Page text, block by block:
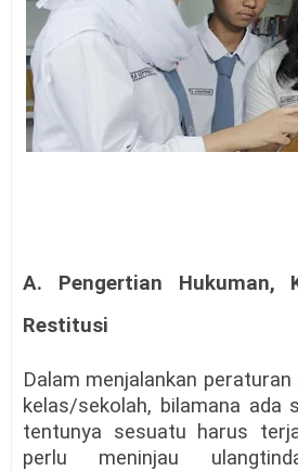
A. Pengertian Hukuman,
Restitusi
Dalam menjalankan peraturan
kelas/sekolah, bilamana ada
tentunya sesuatu harus
perlu meninjau